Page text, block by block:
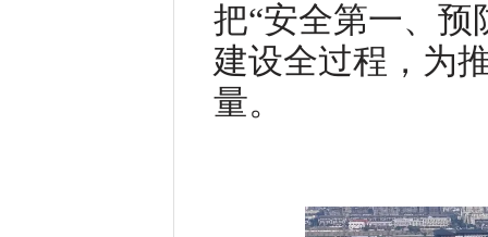
把“安全第一、预
建设全过程，为
量。